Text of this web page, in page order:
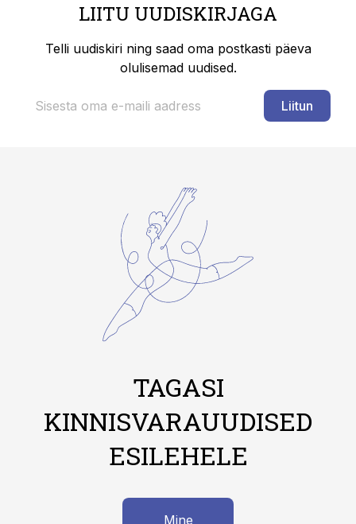
LIITU UUDISKIRJAGA
Telli uudiskiri ning saad oma postkasti päeva
olulisemad uudised.
Liitun
TAGASI
KINNISVARAUUDISED
ESILEHELE
Mine